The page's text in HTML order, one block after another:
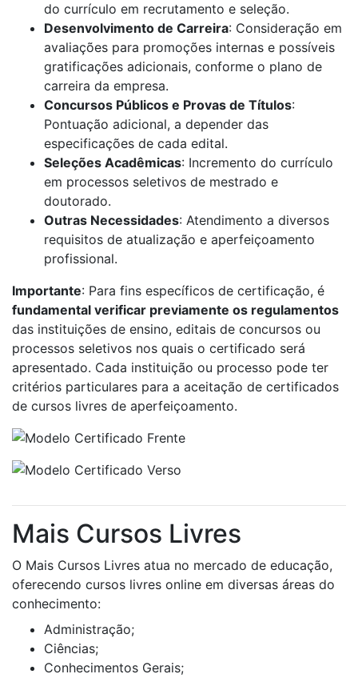
do currículo em recrutamento e seleção.
Desenvolvimento de Carreira: Consideração em
avaliações para promoções internas e possíveis
gratificações adicionais, conforme o plano de
carreira da empresa.
Concursos Públicos e Provas de Títulos:
Pontuação adicional, a depender das
especificações de cada edital.
Seleções Acadêmicas: Incremento do currículo
em processos seletivos de mestrado e
doutorado.
Outras Necessidades: Atendimento a diversos
requisitos de atualização e aperfeiçoamento
profissional.
Importante: Para fins específicos de certificação, é
fundamental verificar previamente os regulamentos
das instituições de ensino, editais de concursos ou
processos seletivos nos quais o certificado será
apresentado. Cada instituição ou processo pode ter
critérios particulares para a aceitação de certificados
de cursos livres de aperfeiçoamento.
Mais Cursos Livres
O Mais Cursos Livres atua no mercado de educação,
oferecendo cursos livres online em diversas áreas do
conhecimento:
Administração;
Ciências;
Conhecimentos Gerais;